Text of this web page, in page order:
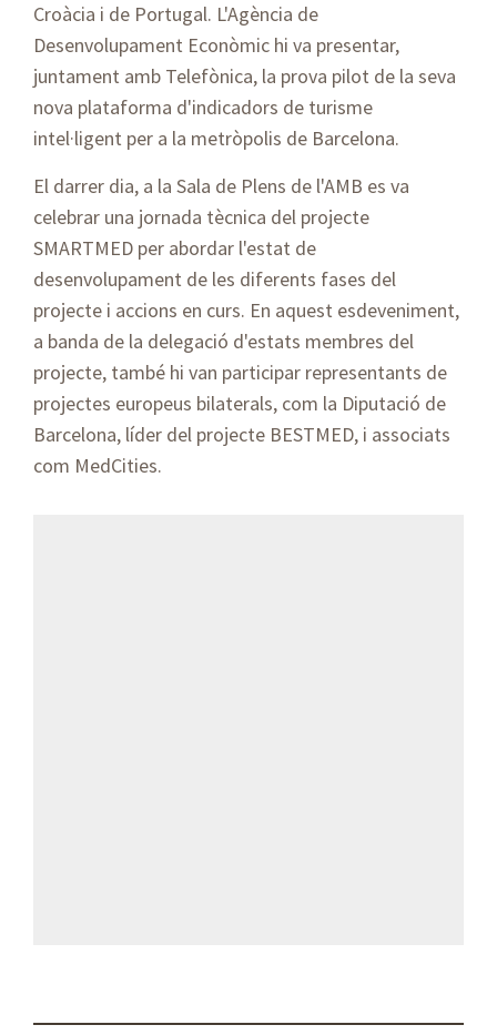
Croàcia i de Portugal. L'Agència de
Desenvolupament Econòmic hi va presentar,
juntament amb Telefònica, la prova pilot de la seva
nova plataforma d'indicadors de turisme
intel·ligent per a la metròpolis de Barcelona.
El darrer dia, a la Sala de Plens de l'AMB es va
celebrar una jornada tècnica del projecte
SMARTMED per abordar l'estat de
desenvolupament de les diferents fases del
projecte i accions en curs. En aquest esdeveniment,
a banda de la delegació d'estats membres del
projecte, també hi van participar representants de
projectes europeus bilaterals, com la Diputació de
Barcelona, líder del projecte BESTMED, i associats
com MedCities.